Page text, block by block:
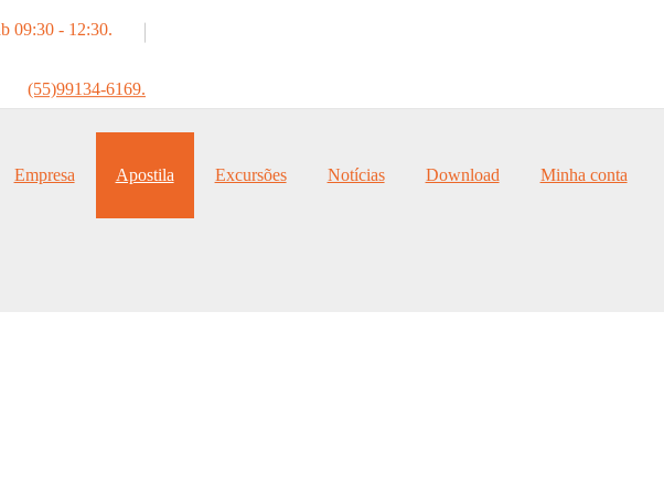
09:30 - 12:30.
(55)99134-6169.
Empresa Apostila Excursões Notícias Download Minha conta